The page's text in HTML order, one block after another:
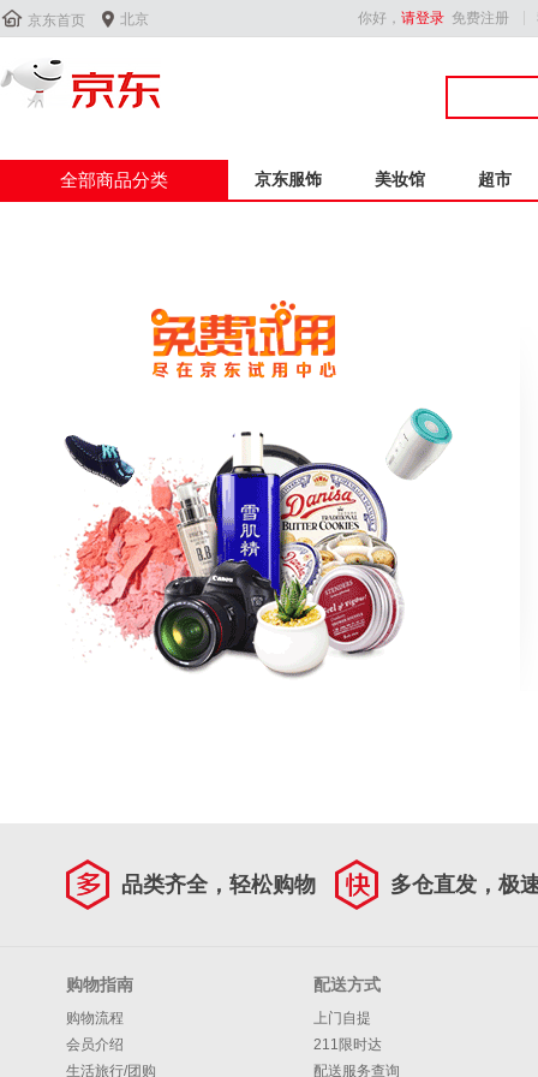
 京东首页  北京 你好， 请登录 免费注册
全部商品分类 京东服饰 美妆馆 超市
品类齐全，轻松购物 多仓直发，极
购物指南
购物流程
会员介绍
生活旅行/团购
配送方式
上门自提
211限时达
配送服务查询